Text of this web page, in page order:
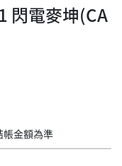
閃電麥坤(CA
帳金額為準